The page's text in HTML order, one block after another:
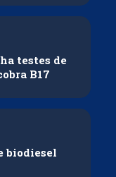
testes de
B17
biodiesel